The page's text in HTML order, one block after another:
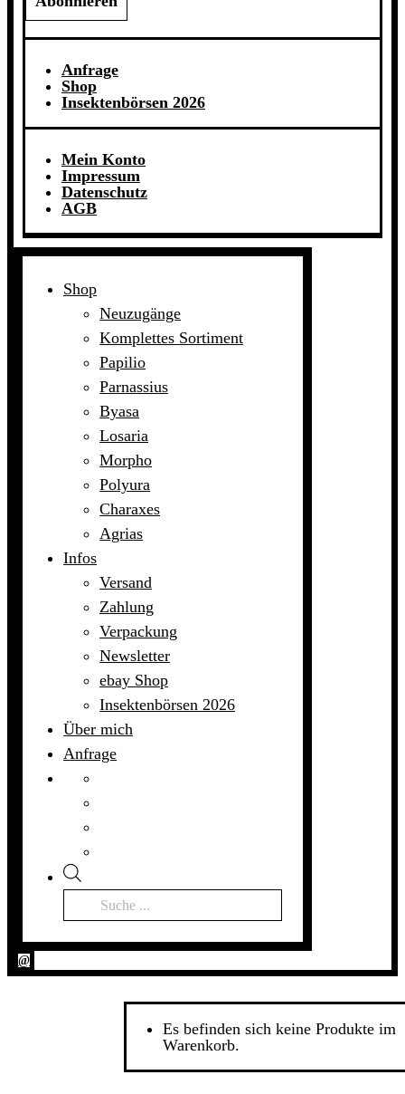
Es befinden sich keine Produkte im
Warenkorb.
Anfrage
Shop
Insektenbörsen 2026
Mein Konto
Impressum
Datenschutz
AGB
Shop
Neuzugänge
Komplettes Sortiment
Papilio
Parnassius
Byasa
Losaria
Morpho
Polyura
Charaxes
Agrias
Infos
Versand
Zahlung
Verpackung
Newsletter
ebay Shop
Insektenbörsen 2026
Über mich
Anfrage
search
@